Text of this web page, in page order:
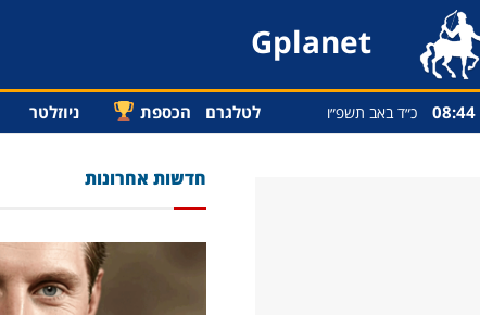
Gplanet
08:44 כ״ד באב תשפ״ו לטלגרם הכספת ניוזלטר
חדשות אחרונות